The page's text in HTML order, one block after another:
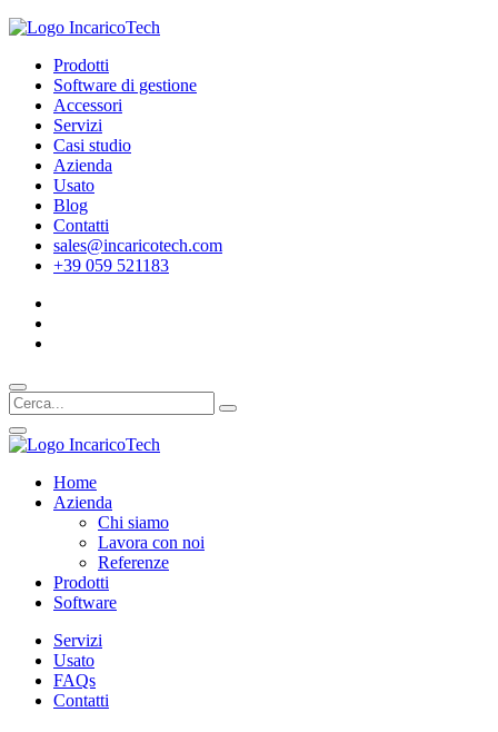
Prodotti
Software di gestione
Accessori
Servizi
Casi studio
Azienda
Usato
Blog
Contatti
sales@incaricotech.com
+39 059 521183
Home
Azienda
Chi siamo
Lavora con noi
Referenze
Prodotti
Software
Servizi
Usato
FAQs
Contatti